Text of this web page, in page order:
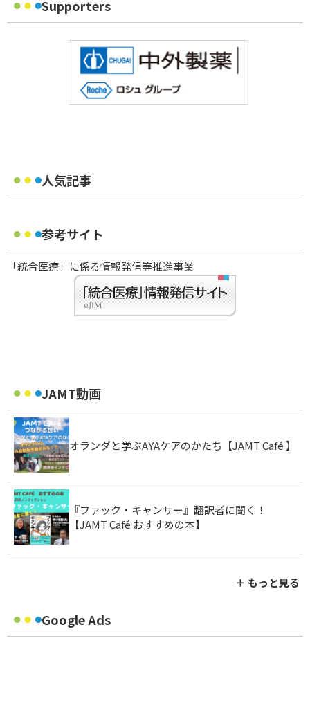
Supporters
人気記事
参考サイト
「統合医療」に係る情報発信等推進事業
JAMT動画
オランダと学ぶAYAケアのかたち【JAMT Café 】
『ファック・キャンサー』翻訳者に聞く！
【JAMT Café おすすめの本】
＋ もっと見る
Google Ads